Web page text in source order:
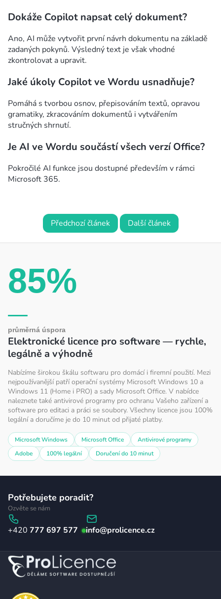
Dokáže Copilot napsat celý dokument?
Ano, AI může vytvořit první návrh dokumentu na základě
zadaných pokynů. Výsledný text je však vhodné
zkontrolovat a upravit.
Jaké úkoly Copilot ve Wordu usnadňuje?
Pomáhá s tvorbou osnov, přepisováním textů, opravou
gramatiky, zkracováním dokumentů i vytvářením
stručných shrnutí.
Je AI ve Wordu součástí všech verzí Office?
Pokročilé AI funkce jsou dostupné především v rámci
Microsoft 365.
Předchozí článek Další článek
85%
průměrná úspora
Elektronické licence pro software — rychle,
legálně a výhodně
Nabízíme širokou škálu softwaru pro domácí i firemní použití. Mezi
nejpoužívanější patří operační systémy Microsoft Windows 10 a
Windows 11 (Home i PRO) a sady Microsoft Office. V nabídce
naleznete také antivirové programy pro ochranu Vašeho zařízení a
software pro editaci a práci se soubory. Všechny licence jsou 100%
legální a doručíme je do 10 minut od přijaté platby.
Microsoft Windows Microsoft Office
Antivirové programy
Adobe
100% legální Doručení do 10 minut
t
Potřebujete poradit?
Ozvěte se nám
777 697 577 info@prolicence.cz